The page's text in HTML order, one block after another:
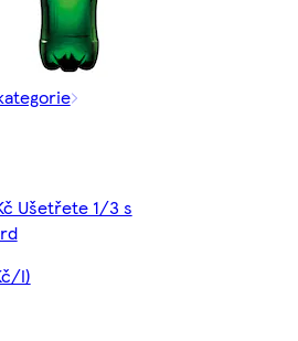
Ušetřete 1/3 s
l)